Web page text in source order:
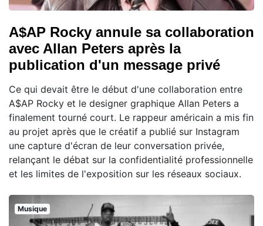
A$AP Rocky annule sa collaboration
avec Allan Peters après la
publication d'un message privé
Ce qui devait être le début d'une collaboration entre
A$AP Rocky et le designer graphique Allan Peters a
finalement tourné court. Le rappeur américain a mis fin
au projet après que le créatif a publié sur Instagram
une capture d'écran de leur conversation privée,
relançant le débat sur la confidentialité professionnelle
et les limites de l'exposition sur les réseaux sociaux.
Musique